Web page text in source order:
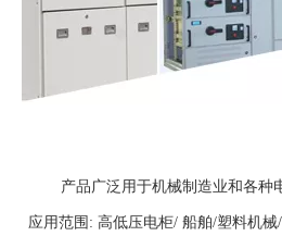
产品广泛用于机械制造业和各种
应用范围: 高低压电柜/ 船舶/塑料机